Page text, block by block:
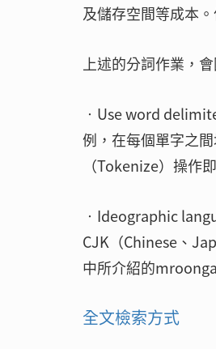
及儲存空間等成本
上述的分詞作業，
‧Use word
例，在每個單字之
（Tokenize）操作
‧Ideographic
CJK（Chinese、
中所介紹的
全文檢索方式